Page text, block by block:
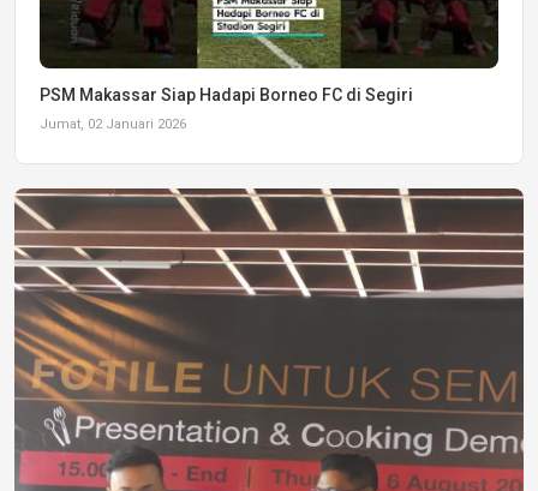
PSM Makassar Siap Hadapi Borneo FC di Segiri
Jumat, 02 Januari 2026